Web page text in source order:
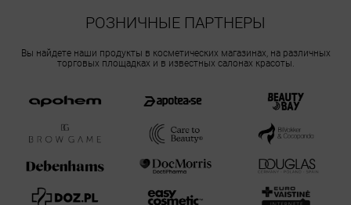
РОЗНИЧНЫЕ ПАРТНЕРЫ
Вы найдете наши продукты в косметических магазинах, на различных
торговых площадках и в известных салонах красоты.